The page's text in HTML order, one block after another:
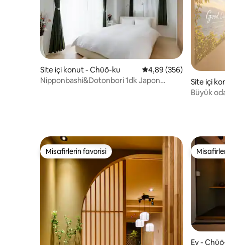
Site içi konut - Chūō-ku 5 üzerinden ortalama
4,89 (356)
Nipponbashi&Dotonbori 1dk Japon
Site içi
Büyük
Misafirlerin favorisi
Misafirlerin favorisi
Ev -